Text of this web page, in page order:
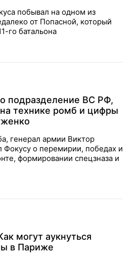
побывал на одном из
от Попасной, который
го батальона
подразделение ВС РФ,
технике ромб и цифры
генерал армии Виктор
Фокусу о перемирии, победах и
формировании спецзназа и
могут аукнуться
в Париже